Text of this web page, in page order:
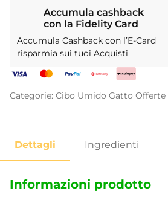
Accumula cashback
con la Fidelity Card
Accumula Cashback con l’E-Card
risparmia sui tuoi Acquisti
Categorie: Cibo Umido Gatto Offerte
Informazioni prodotto